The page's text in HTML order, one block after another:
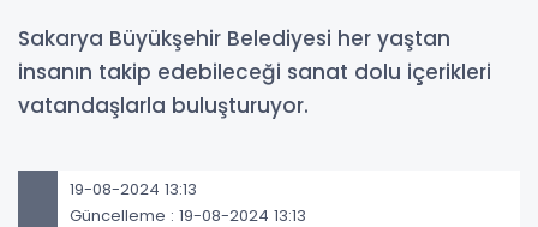
​​​​​​​Sakarya Büyükşehir Belediyesi her yaştan
insanın takip edebileceği sanat dolu içerikleri
vatandaşlarla buluşturuyor.
19-08-2024 13:13
Güncelleme : 19-08-2024 13:13